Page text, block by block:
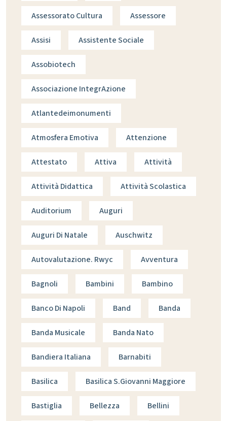
Assessorato Cultura Assessore
Assisi Assistente Sociale
Assobiotech
Associazione IntegrAzione
Atlantedeimonumenti
Atmosfera Emotiva Attenzione
Attestato Attiva Attività
Attività Didattica Attività Scolastica
Auditorium Auguri
Auguri Di Natale Auschwitz
Autovalutazione. Rwyc Avventura
Bagnoli Bambini Bambino
Banco Di Napoli Band Banda
Banda Musicale Banda Nato
Bandiera Italiana Barnabiti
Basilica Basilica S.giovanni Maggiore
Bastiglia Bellezza Bellini